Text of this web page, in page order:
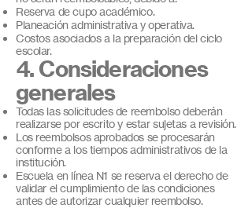
Reserva de cupo académico.
Planeación administrativa y operativa.
Costos asociados a la preparación del ciclo
escolar.
4. Consideraciones
generales
Todas las solicitudes de reembolso deberán
realizarse por escrito y estar sujetas a revisión.
Los reembolsos aprobados se procesarán
conforme a los tiempos administrativos de la
institución.
Escuela en línea N1 se reserva el derecho de
validar el cumplimiento de las condiciones
antes de autorizar cualquier reembolso.